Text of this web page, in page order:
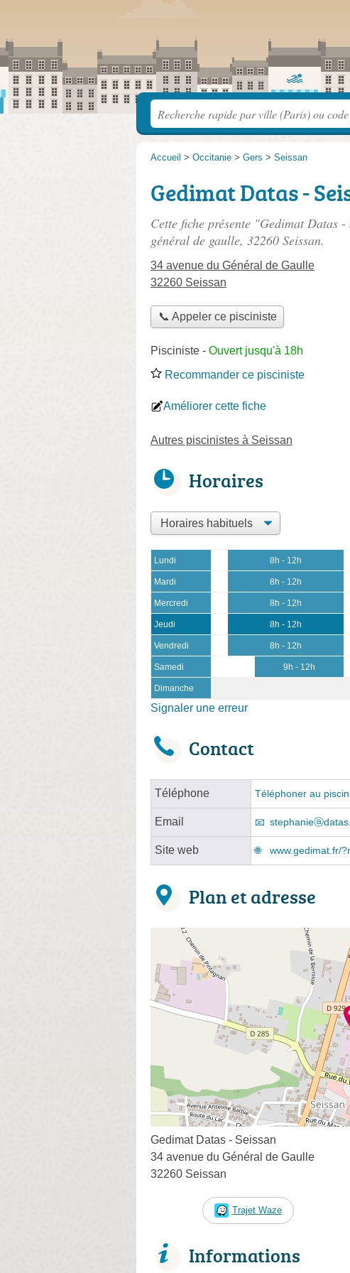
Accueil > Occitanie > Gers > Seissan
Gedimat Datas -
Cette fiche présente "Gedimat Datas
général de gaulle, 32260 Seissan.
34 avenue du Général de Gaulle
32260 Seissan
📞 Appeler ce pisciniste
Pisciniste - Ouvert jusqu'à 18h
Recommander ce pisciniste
Améliorer cette fiche
Autres piscinistes à Seissan
Horaires
Lundi 8h - 12h
Mardi 8h - 12h
Mercredi 8h - 12h
Jeudi 8h - 12h
Vendredi 8h - 12h
Samedi 9h - 12h
Dimanche
Signaler une erreur
Contact
Téléphone Téléphoner au
Email
Site web www.gedimat.fr/
Plan et adresse
Gedimat Datas - Seissan
34 avenue du Général de Gaulle
32260 Seissan
Trajet Waze
Informations